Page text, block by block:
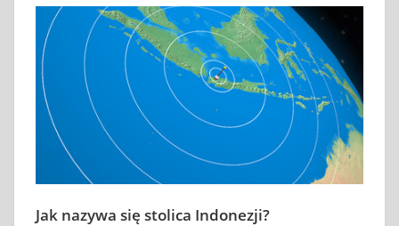
Jak nazywa się stolica Indonezji?